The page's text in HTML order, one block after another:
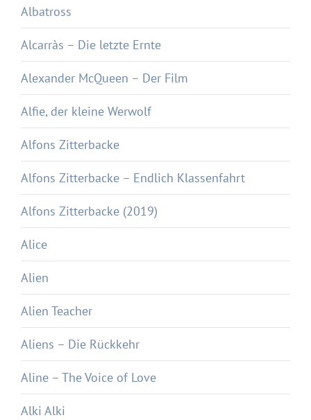
Albatross
Alcarràs – Die letzte Ernte
Alexander McQueen – Der Film
Alfie, der kleine Werwolf
Alfons Zitterbacke
Alfons Zitterbacke – Endlich Klassenfahrt
Alfons Zitterbacke (2019)
Alice
Alien
Alien Teacher
Aliens – Die Rückkehr
Aline – The Voice of Love
Alki Alki